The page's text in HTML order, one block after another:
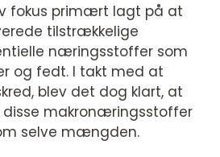
fokus primært lagt på at
tilstrækkelige
næringsstoffer som
og fedt. I takt med at
blev det dog klart, at
makronæringsstoffer
selve mængden.